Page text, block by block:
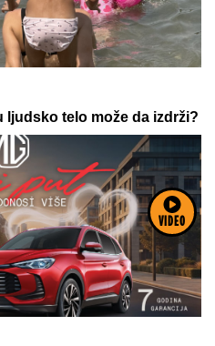
VIDEO
telo može da izdrži?